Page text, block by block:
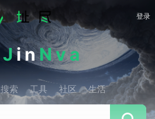
登录
JinNva
搜索 工具 社区 生活